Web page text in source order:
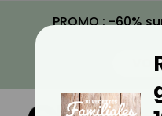
PROMO : -60%